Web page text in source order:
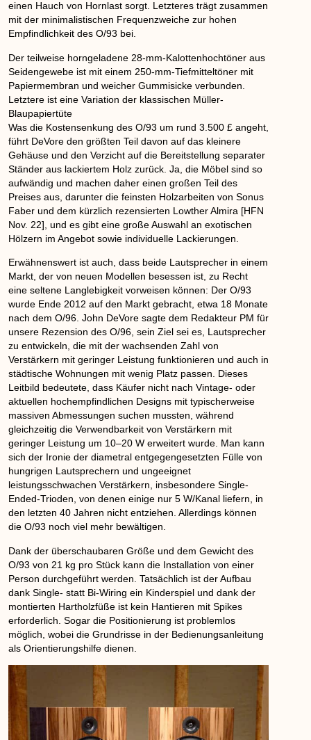
einen Hauch von Hornlast sorgt. Letzteres trägt zusammen
mit der minimalistischen Frequenzweiche zur hohen
Empfindlichkeit des O/93 bei.
Der teilweise horngeladene 28-mm-Kalottenhochtöner aus
Seidengewebe ist mit einem 250-mm-Tiefmitteltöner mit
Papiermembran und weicher Gummisicke verbunden.
Letztere ist eine Variation der klassischen Müller-
Blaupapiertüte
Was die Kostensenkung des O/93 um rund 3.500 £ angeht,
führt DeVore den größten Teil davon auf das kleinere
Gehäuse und den Verzicht auf die Bereitstellung separater
Ständer aus lackiertem Holz zurück. Ja, die Möbel sind so
aufwändig und machen daher einen großen Teil des
Preises aus, darunter die feinsten Holzarbeiten von Sonus
Faber und dem kürzlich rezensierten Lowther Almira [HFN
Nov. 22], und es gibt eine große Auswahl an exotischen
Hölzern im Angebot sowie individuelle Lackierungen.
Erwähnenswert ist auch, dass beide Lautsprecher in einem
Markt, der von neuen Modellen besessen ist, zu Recht
eine seltene Langlebigkeit vorweisen können: Der O/93
wurde Ende 2012 auf den Markt gebracht, etwa 18 Monate
nach dem O/96. John DeVore sagte dem Redakteur PM für
unsere Rezension des O/96, sein Ziel sei es, Lautsprecher
zu entwickeln, die mit der wachsenden Zahl von
Verstärkern mit geringer Leistung funktionieren und auch in
städtische Wohnungen mit wenig Platz passen. Dieses
Leitbild bedeutete, dass Käufer nicht nach Vintage- oder
aktuellen hochempfindlichen Designs mit typischerweise
massiven Abmessungen suchen mussten, während
gleichzeitig die Verwendbarkeit von Verstärkern mit
geringer Leistung um 10–20 W erweitert wurde. Man kann
sich der Ironie der diametral entgegengesetzten Fülle von
hungrigen Lautsprechern und ungeeignet
leistungsschwachen Verstärkern, insbesondere Single-
Ended-Trioden, von denen einige nur 5 W/Kanal liefern, in
den letzten 40 Jahren nicht entziehen. Allerdings können
die O/93 noch viel mehr bewältigen.
Dank der überschaubaren Größe und dem Gewicht des
O/93 von 21 kg pro Stück kann die Installation von einer
Person durchgeführt werden. Tatsächlich ist der Aufbau
dank Single- statt Bi-Wiring ein Kinderspiel und dank der
montierten Hartholzfüße ist kein Hantieren mit Spikes
erforderlich. Sogar die Positionierung ist problemlos
möglich, wobei die Grundrisse in der Bedienungsanleitung
als Orientierungshilfe dienen.